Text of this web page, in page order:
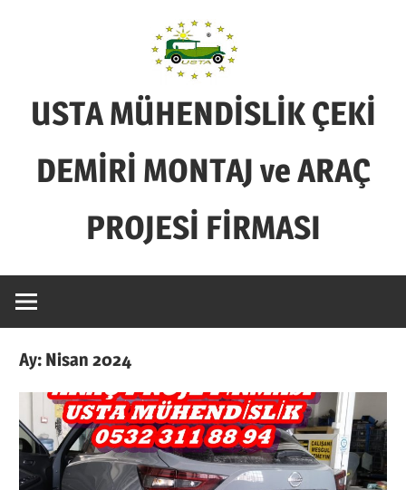
USTA MÜHENDİSLİK ÇEKİ
DEMİRİ MONTAJ ve ARAÇ
PROJESİ FİRMASI
İŞİMİZ
DEMİRİ
MONTAJ
VE
ARAÇ
PROJE
Ay: Nisan 2024